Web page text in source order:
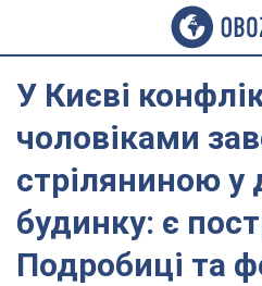
У Києві
чоловіками
стріляниною у
будинку: є
Подробиці та